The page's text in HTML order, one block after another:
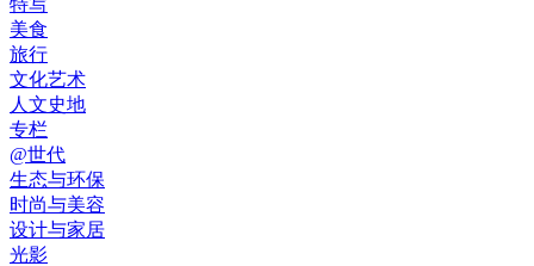
特写
美食
旅行
文化艺术
人文史地
专栏
@世代
生态与环保
时尚与美容
设计与家居
光影